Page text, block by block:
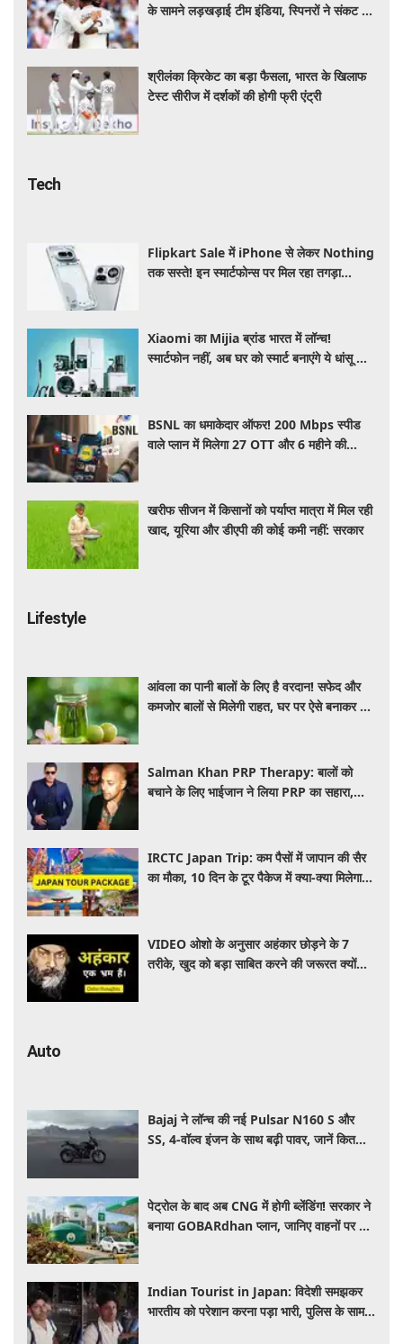
के सामने लड़खड़ाई टीम इंडिया, स्पिनरों ने संकट में
श्रीलंका क्रिकेट का बड़ा फैसला, भारत के खिलाफ
टेस्ट सीरीज में दर्शकों की होगी फ्री एंट्री
Tech
Flipkart Sale में iPhone से लेकर Nothing
तक सस्ते! इन स्मार्टफोन्स पर मिल रहा तगड़ा
Xiaomi का Mijia ब्रांड भारत में लॉन्च!
स्मार्टफोन नहीं, अब घर को स्मार्ट बनाएंगे ये धांसू होम
BSNL का धमाकेदार ऑफर! 200 Mbps स्पीड
वाले प्लान में मिलेगा 27 OTT और 6 महीने की
खरीफ सीजन में किसानों को पर्याप्त मात्रा में मिल रही
खाद, यूरिया और डीएपी की कोई कमी नहीं: सरकार
Lifestyle
आंवला का पानी बालों के लिए है वरदान! सफेद और
कमजोर बालों से मिलेगी राहत, घर पर ऐसे बनाकर करें
Salman Khan PRP Therapy: बालों को
बचाने के लिए भाईजान ने लिया PRP का सहारा,
IRCTC Japan Trip: कम पैसों में जापान की सैर
का मौका, 10 दिन के टूर पैकेज में क्या-क्या मिलेगा?
VIDEO ओशो के अनुसार अहंकार छोड़ने के 7
तरीके, खुद को बड़ा साबित करने की जरूरत क्यों
Auto
Bajaj ने लॉन्च की नई Pulsar N160 S और
SS, 4-वॉल्व इंजन के साथ बढ़ी पावर, जानें कितनी है
पेट्रोल के बाद अब CNG में होगी ब्लेंडिंग! सरकार ने
बनाया GOBARdhan प्लान, जानिए वाहनों पर क्या
Indian Tourist in Japan: विदेशी समझकर
भारतीय को परेशान करना पड़ा भारी, पुलिस के सामने